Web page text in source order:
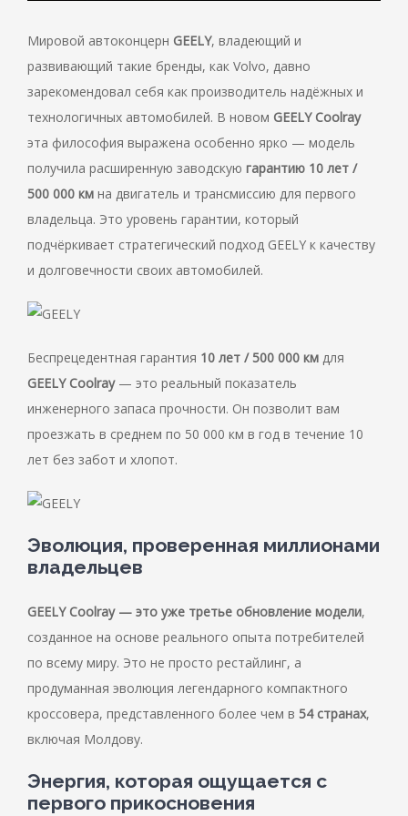
Мировой автоконцерн GEELY, владеющий и
развивающий такие бренды, как Volvo, давно
зарекомендовал себя как производитель надёжных и
технологичных автомобилей. В новом GEELY Coolray
эта философия выражена особенно ярко — модель
получила расширенную заводскую гарантию 10 лет /
500 000 км на двигатель и трансмиссию для первого
владельца. Это уровень гарантии, который
подчёркивает стратегический подход GEELY к качеству
и долговечности своих автомобилей.
Беспрецедентная гарантия 10 лет / 500 000 км для
GEELY Coolray — это реальный показатель
инженерного запаса прочности. Он позволит вам
проезжать в среднем по 50 000 км в год в течение 10
лет без забот и хлопот.
Эволюция, проверенная миллионами
владельцев
GEELY Coolray — это уже третье обновление модели,
созданное на основе реального опыта потребителей
по всему миру. Это не просто рестайлинг, а
продуманная эволюция легендарного компактного
кроссовера, представленного более чем в 54 странах,
включая Молдову.
Энергия, которая ощущается с
первого прикосновения